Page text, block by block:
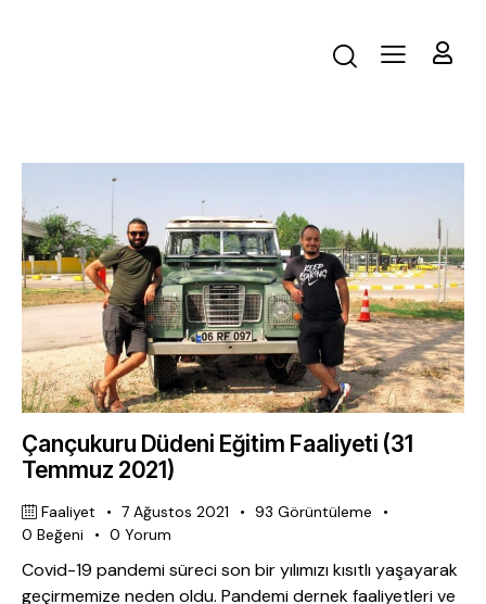
Çançukuru Düdeni Eğitim Faaliyeti (31
Temmuz 2021)
Faaliyet 7 Ağustos 2021 93 Görüntüleme
0 Beğeni 0 Yorum
Covid-19 pandemi süreci son bir yılımızı kısıtlı yaşayarak
geçirmemize neden oldu. Pandemi dernek faaliyetleri ve